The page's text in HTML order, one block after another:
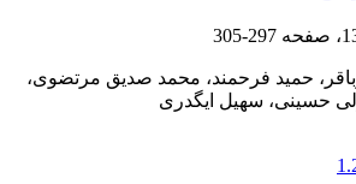
297-305
حمید فرحمند، محمد صدیق مرتضوی،
حسینی، سهیل ایگدری